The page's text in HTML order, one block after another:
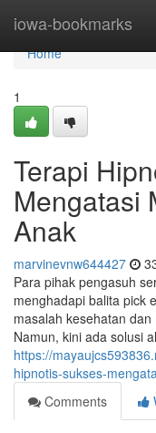
iowa-bookmarks
Home
Home
1
Terapi
Mengatasi
Anak
marvinevnw644427
Para pihak pengasuh
menghadapi balita pick
masalah kesehatan
Namun, kini ada solusi
https://
hipnotis-sukses-
Comments